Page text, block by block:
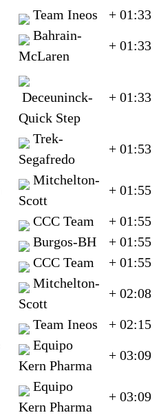
Team Ineos + 01:33
Bahrain-
McLaren
+ 01:33
Deceuninck-
Quick Step
+ 01:33
Trek-
Segafredo
+ 01:53
Mitchelton-
Scott
+ 01:55
CCC Team
+ 01:55
Burgos-BH
+ 01:55
CCC Team + 01:55
Mitchelton-
Scott
+ 02:08
Team Ineos + 02:15
Equipo
Kern Pharma
+ 03:09
Equipo
Kern Pharma
+ 03:09